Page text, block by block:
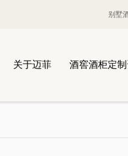
别墅
关于迈菲 酒窖酒柜定